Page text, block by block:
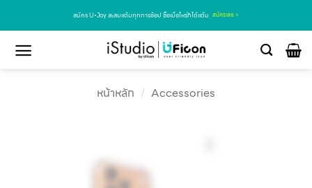
สมัคร U•Joy สะสมแต้มทุกการช้อป ซื้อเมื่อไหร่ก็ได้แต้ม สมัครเลย >
หน้าหลัก / Accessories